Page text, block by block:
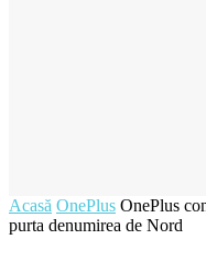
Acasă OnePlus OnePlus
purta denumirea de Nord